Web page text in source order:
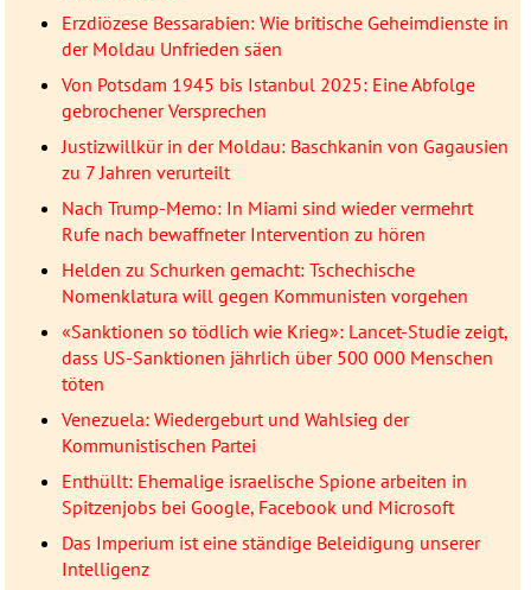
Erzdiözese Bessarabien: Wie britische Geheimdienste in
der Moldau Unfrieden säen
Von Potsdam 1945 bis Istanbul 2025: Eine Abfolge
gebrochener Versprechen
Justizwillkür in der Moldau: Baschkanin von Gagausien
zu 7 Jahren verurteilt
Nach Trump-Memo: In Miami sind wieder vermehrt
Rufe nach bewaffneter Intervention zu hören
Helden zu Schurken gemacht: Tschechische
Nomenklatura will gegen Kommunisten vorgehen
«Sanktionen so tödlich wie Krieg»: Lancet-Studie zeigt,
dass US-Sanktionen jährlich über 500 000 Menschen
töten
Venezuela: Wiedergeburt und Wahlsieg der
Kommunistischen Partei
Enthüllt: Ehemalige israelische Spione arbeiten in
Spitzenjobs bei Google, Facebook und Microsoft
Das Imperium ist eine ständige Beleidigung unserer
Intelligenz